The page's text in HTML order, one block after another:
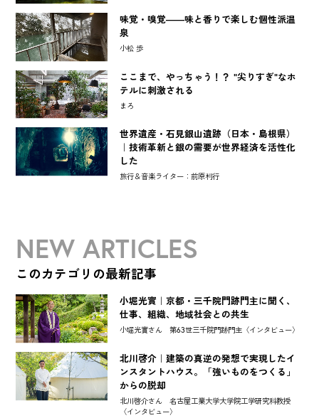
味覚・嗅覚――味と香りで楽しむ個性派温
泉
小松 歩
ここまで、やっちゃう！？ "尖りすぎ"なホ
テルに刺激される
まろ
世界遺産・石見銀山遺跡（日本・島根県）
｜技術革新と銀の需要が世界経済を活性化
した
旅行＆音楽ライター：前原利行
NEW ARTICLES
このカテゴリの最新記事
小堀光實｜京都・三千院門跡門主に聞く、
仕事、組織、地域社会との共生
小堀光實さん 第63世三千院門跡門主〈インタビュー〉
北川啓介｜建築の真逆の発想で実現したイ
ンスタントハウス。「強いものをつくる」
からの脱却
北川啓介さん 名古屋工業大学大学院工学研究科教授
〈インタビュー〉